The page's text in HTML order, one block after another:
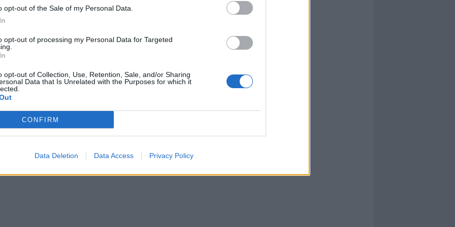
opt-out of the Sale of my Personal Data.
opt-out of processing my Personal Data for Targeted
opt-out of Collection, Use, Retention, Sale, and/or Sharing
Data that Is Unrelated with the Purposes for which it
CONFIRM
Data Deletion Data Access Privacy Policy
ciò che chiede. Potrebbe volerci
Potrebbe volerci meno o di più.
presidente non ha fretta", ha detto ieri il
Rubio.